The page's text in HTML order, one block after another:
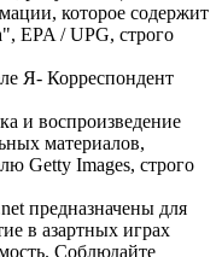
которое содержит
EPA / UPG, строго
Я- Корреспондент
и воспроизведение
материалов,
Getty Images, строго
предназначены для
в азартных играх
Соблюдайте